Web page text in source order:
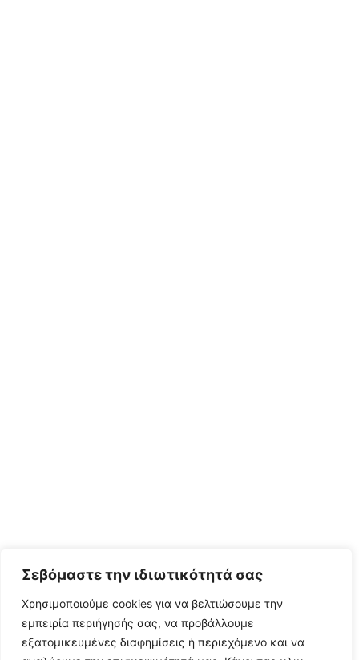
Σεβόμαστε την ιδιωτικότητά σας
Χρησιμοποιούμε cookies για να βελτιώσουμε την
εμπειρία περιήγησής σας, να προβάλλουμε
εξατομικευμένες διαφημίσεις ή περιεχόμενο και να